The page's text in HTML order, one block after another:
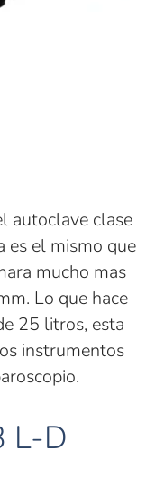
autoclave clase
es el mismo que
mucho mas
Lo que hace
25 litros, esta
instrumentos
L-D